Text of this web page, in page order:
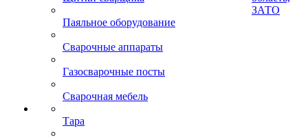
Паяльное оборудование
Сварочные аппараты
Газосварочные посты
Сварочная мебель
Тара
ЗАТО